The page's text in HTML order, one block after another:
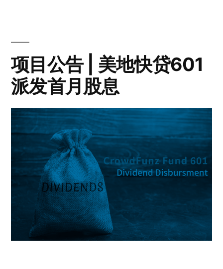
项目公告 | 美地快贷601
派发首月股息